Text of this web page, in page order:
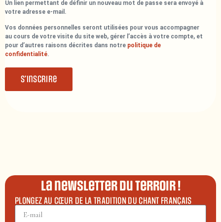
Un lien permettant de définir un nouveau mot de passe sera envoyé à
votre adresse e-mail.
Vos données personnelles seront utilisées pour vous accompagner
au cours de votre visite du site web, gérer l’accès à votre compte, et
pour d’autres raisons décrites dans notre politique de
confidentialité.
S’inscrire
La newsletter du terroir !
PLONGEZ AU CŒUR DE LA TRADITION DU CHANT FRANÇAIS